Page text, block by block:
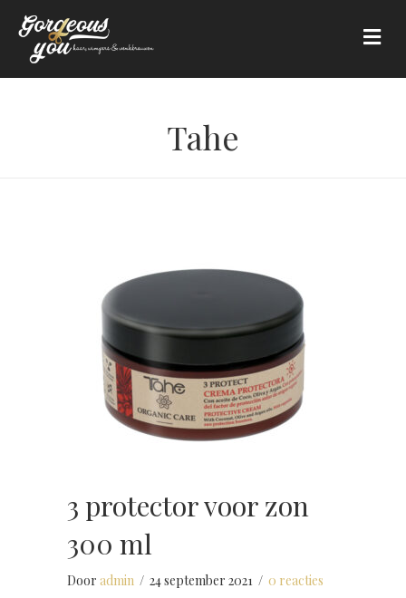
Tahe
3 protector voor zon
300 ml
Door admin / 24 september 2021 / 0 reacties